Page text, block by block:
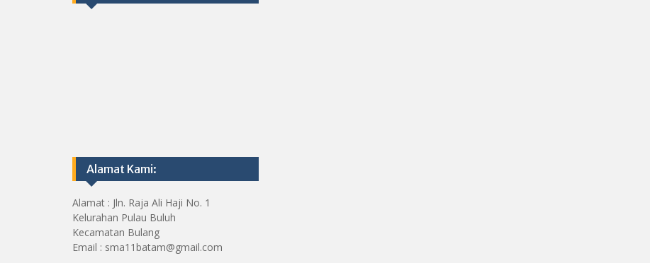
Alamat Kami:
Alamat : Jln. Raja Ali Haji No. 1
Kelurahan Pulau Buluh
Kecamatan Bulang
Email : sma11batam@gmail.com